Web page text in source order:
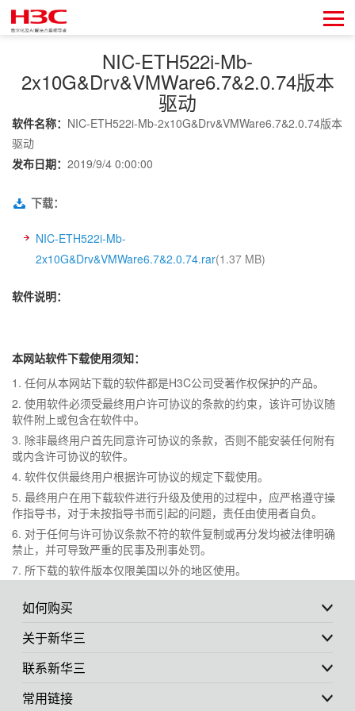
NIC-ETH522i-Mb-
2x10G&Drv&VMWare6.7&2.0.74版本
驱动
软件名称： NIC-ETH522i-Mb-2x10G&Drv&VMWare6.7&2.0.74版本
驱动
发布日期： 2019/9/4 0:00:00
下载：
NIC-ETH522i-Mb-
2x10G&Drv&VMWare6.7&2.0.74.rar(1.37 MB)
软件说明：
本网站软件下载使用须知：
1. 任何从本网站下载的软件都是H3C公司受著作权保护的产品。
2. 使用软件必须受最终用户许可协议的条款的约束，该许可协议随
软件附上或包含在软件中。
3. 除非最终用户首先同意许可协议的条款，否则不能安装任何附有
或内含许可协议的软件。
4. 软件仅供最终用户根据许可协议的规定下载使用。
5. 最终用户在用下载软件进行升级及使用的过程中，应严格遵守操
作指导书，对于未按指导书而引起的问题，责任由使用者自负。
6. 对于任何与许可协议条款不符的软件复制或再分发均被法律明确
禁止，并可导致严重的民事及刑事处罚。
7. 所下载的软件版本仅限美国以外的地区使用。
如何购买
关于新华三
联系新华三
常用链接